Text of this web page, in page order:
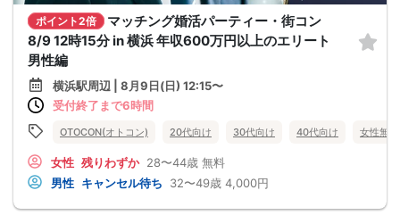
ポイント2倍
マッチング婚活パーティー・街コン
8/9 12時15分 in 横浜 年収600万円以上のエリート
男性編
横浜駅周辺 | 8月9日(日) 12:15〜
受付終了まで6時間
OTOCON(オトコン) 20代向け 30代向け 40代向け 女性無料
女性 残りわずか 28〜44歳 無料
男性 キャンセル待ち 32〜49歳 4,000円